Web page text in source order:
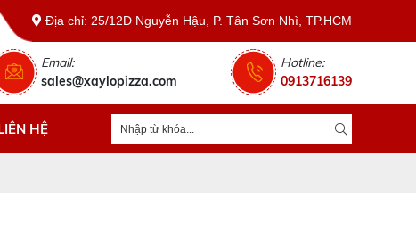
Địa chỉ: 25/12D Nguyễn Hậu, P. Tân Sơn Nhì, TP.HCM
Email:
sales@xaylopizza.com
Hotline:
0913716139
HỆ